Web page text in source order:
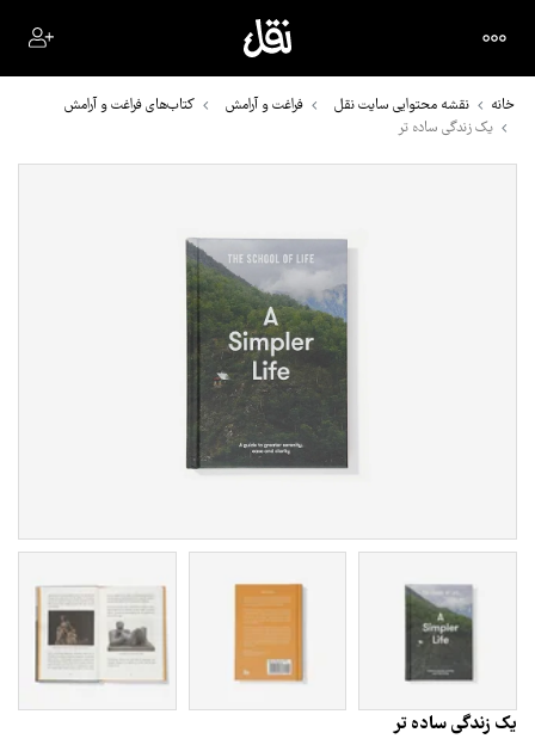
خانه نقشه محتوایی سایت نقل فراغت و آرامش
کتاب‌های فراغت و آرامش
یک زندگی ساده تر
یک زندگی ساده تر